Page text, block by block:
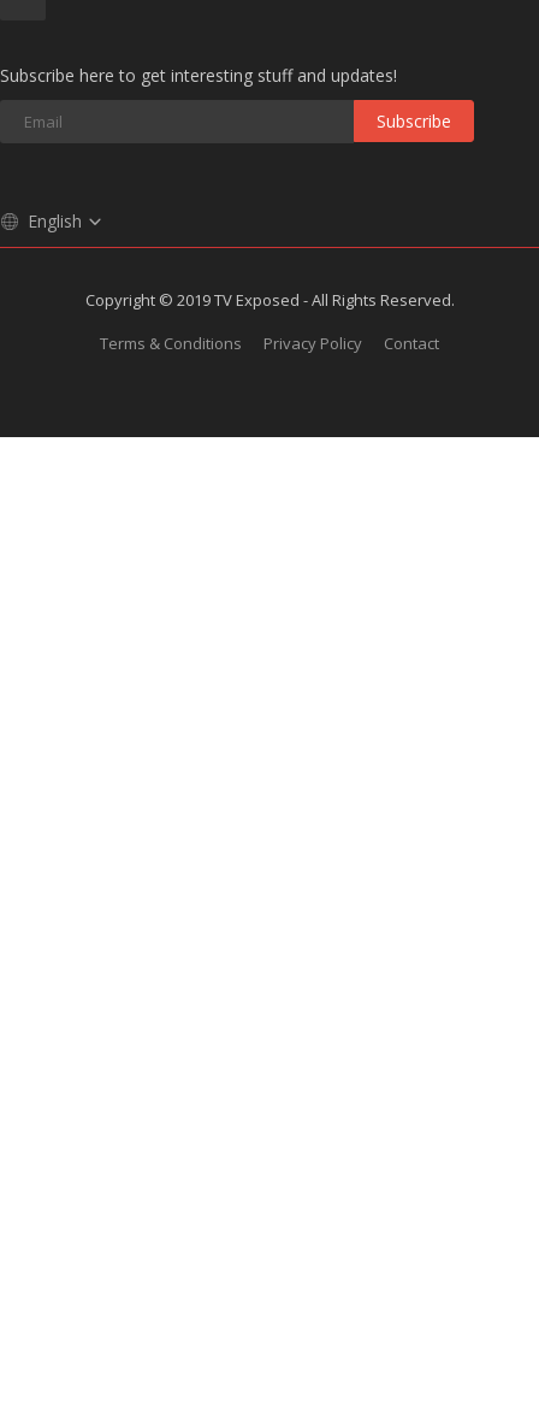
Subscribe here to get interesting stuff and updates!
Subscribe
English
Copyright © 2019 TV Exposed - All Rights Reserved.
Terms & Conditions
Privacy Policy Contact